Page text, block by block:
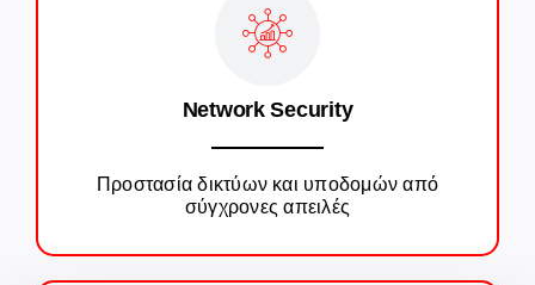
Network Security
Προστασία δικτύων και υποδομών από
σύγχρονες απειλές